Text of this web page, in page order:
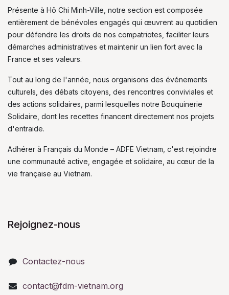
Présente à Hô Chi Minh-Ville, notre section est composée
entièrement de bénévoles engagés qui œuvrent au quotidien
pour défendre les droits de nos compatriotes, faciliter leurs
démarches administratives et maintenir un lien fort avec la
France et ses valeurs.
Tout au long de l'année, nous organisons des événements
culturels, des débats citoyens, des rencontres conviviales et
des actions solidaires, parmi lesquelles notre Bouquinerie
Solidaire, dont les recettes financent directement nos projets
d'entraide.
Adhérer à Français du Monde – ADFE Vietnam, c'est rejoindre
une communauté active, engagée et solidaire, au cœur de la
vie française au Vietnam.
Rejoignez-nous
Contactez-nous
contact@fdm-vietnam.org